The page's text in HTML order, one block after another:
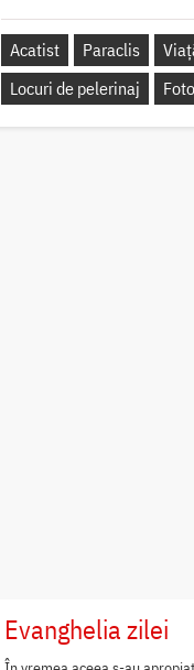
Acatist Paraclis
Locuri de pelerinaj
Evanghelia zilei